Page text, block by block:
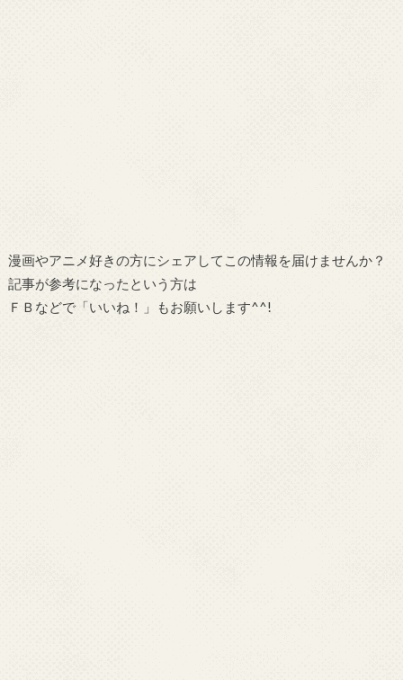
漫画やアニメ好きの方にシェアしてこの情報を届けませんか？
記事が参考になったという方は
ＦＢなどで「いいね！ 」もお願いします^^!